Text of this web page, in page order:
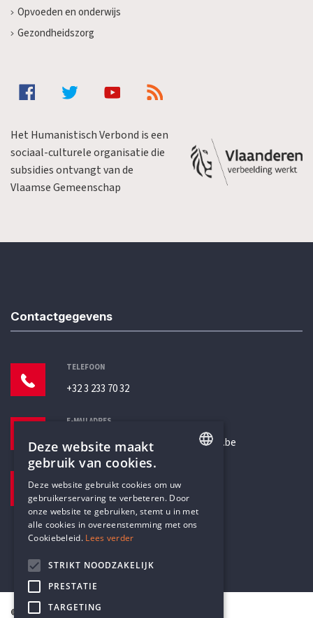
Opvoeden en onderwijs
Gezondheidszorg
Het Humanistisch Verbond is een
sociaal-culturele organisatie die
subsidies ontvangt van de
Vlaamse Gemeenschap
Contactgegevens
TELEFOON
+32 3 233 70 32
E-MAILADRES
secretariaat@humanistischverbond.be
Pottenbrug 4
Antwerpen, 2000
© Humanistisch Verbond 2026
DUTCH
Deze website maakt
gebruik van cookies.
Deze website gebruikt cookies om uw
gebruikerservaring te verbeteren. Door
onze website te gebruiken, stemt u in met
alle cookies in overeenstemming met ons
Cookiebeleid. Lees verder
STRIKT NOODZAKELIJK
PRESTATIE
TARGETING